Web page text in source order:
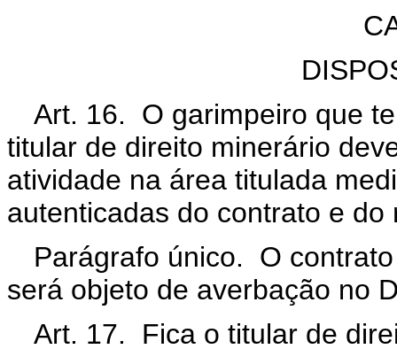
Art. 16. O garimpeiro que
titular de direito minerário
atividade na área titulada
autenticadas do contrato e
Parágrafo único. O
será objeto de averbação no
Art. 17. Fica o titular de